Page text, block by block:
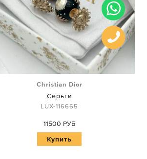
Christian Dior
Серьги
LUX-116665
11500 РУБ
Купить